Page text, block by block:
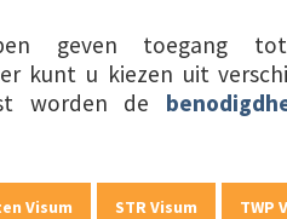
geven
kunt u kiezen uit
worden de
Visum STR Visum TWP